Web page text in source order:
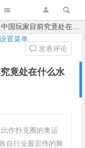
设置菜单
家目前究竟处在什么水平？
竟处在什么水
发表评论
作扑克圈的奥运
自行业最宏伟的舞